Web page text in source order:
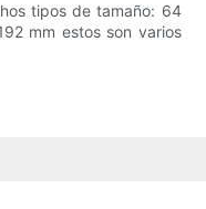
tipos de tamaño: 64
mm estos son varios